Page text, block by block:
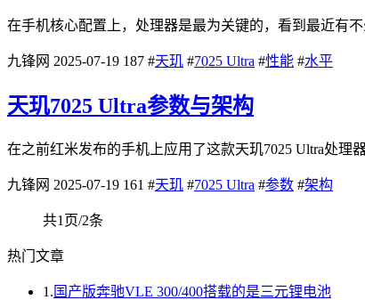
在手机核心配置上，处理器是最为关键的，看到最近有
九锋网 2025-07-19 187 #天玑 #7025 Ultra #性能 #水平
天玑7025 Ultra参数与架构
在之前红米发布的手机上应用了这款天玑7025 Ultra处
九锋网 2025-07-19 161 #天玑 #7025 Ultra #参数 #架构
共1页/2条
热门文章
1. 国产版奔驰VLE 300/400搭载的是三元锂电池